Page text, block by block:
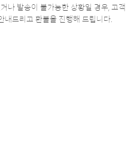
나 발송이 불가능한 상황일 경우, 고객
내드리고 환불을 진행해 드립니다.